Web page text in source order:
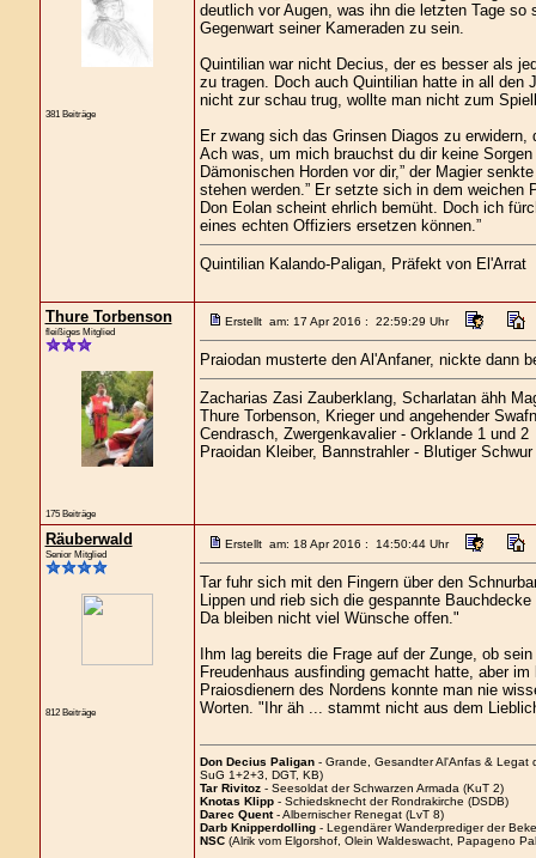
381 Beiträge
deutlich vor Augen, was ihn die letzten Tage
Gegenwart seiner Kameraden zu sein.
Quintilian war nicht Decius, der es besser als
zu tragen. Doch auch Quintilian hatte in all den
nicht zur schau trug, wollte man nicht zum
Er zwang sich das Grinsen Diagos zu
Ach was, um mich brauchst du dir keine
Dämonischen Horden vor dir,” der Magier
stehen werden.” Er setzte sich in dem weichen
Don Eolan scheint ehrlich bemüht. Doch ich
eines echten Offiziers ersetzen können.”
Quintilian Kalando-Paligan, Präfekt von El'Arrat
Thure Torbenson
fleißiges Mitglied
175 Beiträge
Erstellt am: 17 Apr 2016 : 22:59:29 Uhr
Praiodan musterte den Al'Anfaner, nickte dann
Zacharias Zasi Zauberklang, Scharlatan ähh
Thure Torbenson, Krieger und angehender
Cendrasch, Zwergenkavalier - Orklande 1 und 2
Praoidan Kleiber, Bannstrahler - Blutiger
Räuberwald
Senior Mitglied
812 Beiträge
Erstellt am: 18 Apr 2016 : 14:50:44 Uhr
Tar fuhr sich mit den Fingern über den
Lippen und rieb sich die gespannte
Da bleiben nicht viel Wünsche offen."
Ihm lag bereits die Frage auf der Zunge, ob
Freudenhaus ausfinding gemacht hatte, aber
Praiosdienern des Nordens konnte man nie
Worten. "Ihr äh ... stammt nicht aus dem
Don Decius Paligan- Grande, Gesandter Al'Anfas & Legat
SuG 1+2+3, DGT, KB)
Tar Rivitoz- Seesoldat der Schwarzen Armada (KuT 2)
Knotas Klipp- Schiedsknecht der Rondrakirche (DSDB)
Darec Quent- Albernischer Renegat (LvT 8)
Darb Knipperdolling- Legendärer Wanderprediger der
NSC(Alrik vom Elgorshof, Olein Waldeswacht, Papageno